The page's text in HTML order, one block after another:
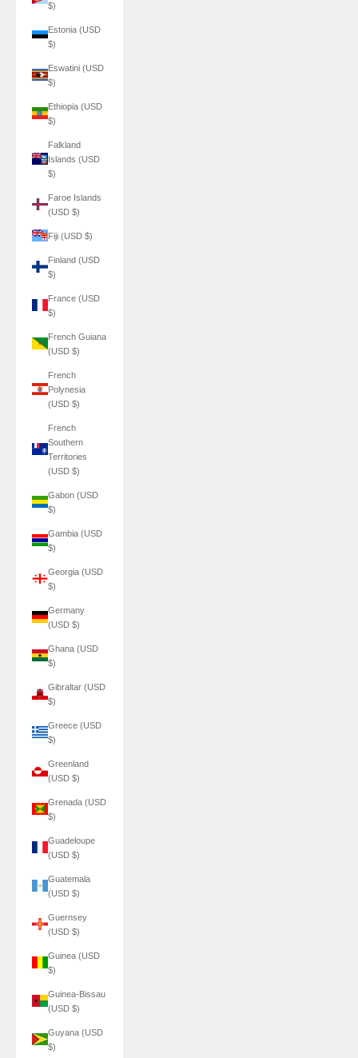
$)
Estonia (USD
$)
Eswatini (USD
$)
Ethiopia (USD
$)
Falkland
Islands (USD
$)
Faroe Islands
(USD $)
Fiji (USD $)
Finland (USD
$)
France (USD
$)
French Guiana
(USD $)
French
Polynesia
(USD $)
French
Southern
Territories
(USD $)
Gabon (USD
$)
Gambia (USD
$)
Georgia (USD
$)
Germany
(USD $)
Ghana (USD
$)
Gibraltar (USD
$)
Greece (USD
$)
Greenland
(USD $)
Grenada (USD
$)
Guadeloupe
(USD $)
Guatemala
(USD $)
Guernsey
(USD $)
Guinea (USD
$)
Guinea-Bissau
(USD $)
Guyana (USD
$)